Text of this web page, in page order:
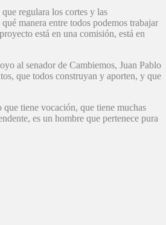
regulara los cortes y las
manera entre todos podemos trabajar
está en una comisión, está en
al senador de Cambiemos, Juan Pablo
que todos construyan y aporten, y que
tiene vocación, que tiene muchas
es un hombre que pertenece pura